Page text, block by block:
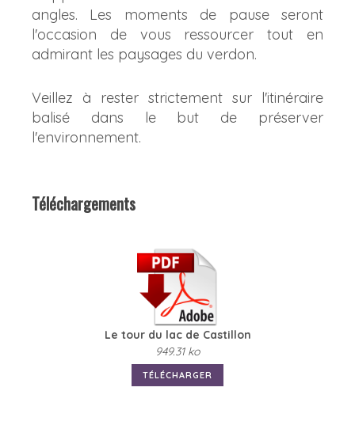
angles. Les moments de pause seront
l'occasion de vous ressourcer tout en
admirant les paysages du verdon.
Veillez à rester strictement sur l'itinéraire
balisé dans le but de préserver
l'environnement.
Téléchargements
Le tour du lac de Castillon
949.31 ko
TÉLÉCHARGER